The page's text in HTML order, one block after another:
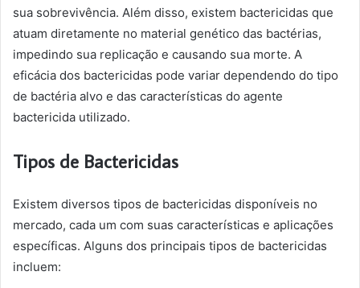
sua sobrevivência. Além disso, existem bactericidas que
atuam diretamente no material genético das bactérias,
impedindo sua replicação e causando sua morte. A
eficácia dos bactericidas pode variar dependendo do tipo
de bactéria alvo e das características do agente
bactericida utilizado.
Tipos de Bactericidas
Existem diversos tipos de bactericidas disponíveis no
mercado, cada um com suas características e aplicações
específicas. Alguns dos principais tipos de bactericidas
incluem: